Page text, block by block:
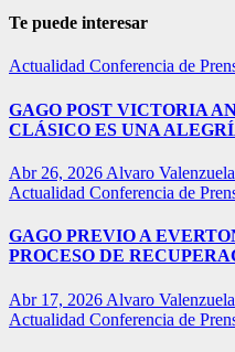
Te puede interesar
Actualidad Conferencia de
GAGO POST VICTORIA
CLÁSICO ES UNA
Abr 26, 2026 Alvaro Valenzuela
Actualidad Conferencia de
GAGO PREVIO A
PROCESO DE
Abr 17, 2026 Alvaro Valenzuela
Actualidad Conferencia de